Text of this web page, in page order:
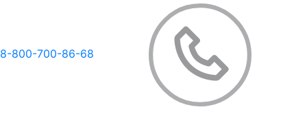
8-800-700-86-68